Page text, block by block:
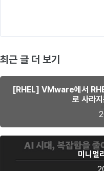
최근 글 더 보기
[RHEL] VMware에서
로 사라
미니멀